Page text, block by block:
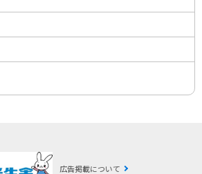
広告掲載について